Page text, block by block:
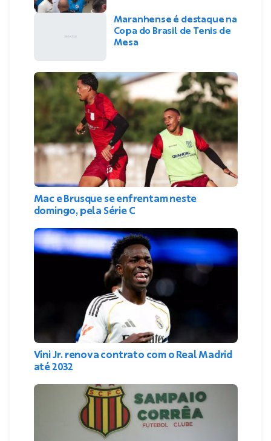
Maranhense é destaque na
Copa do Brasil de Tenis de
Mesa
Mac e Brusque se enfrentam neste
domingo, pela Série C
Vini Jr. renova contrato com o Real Madrid
até 2032